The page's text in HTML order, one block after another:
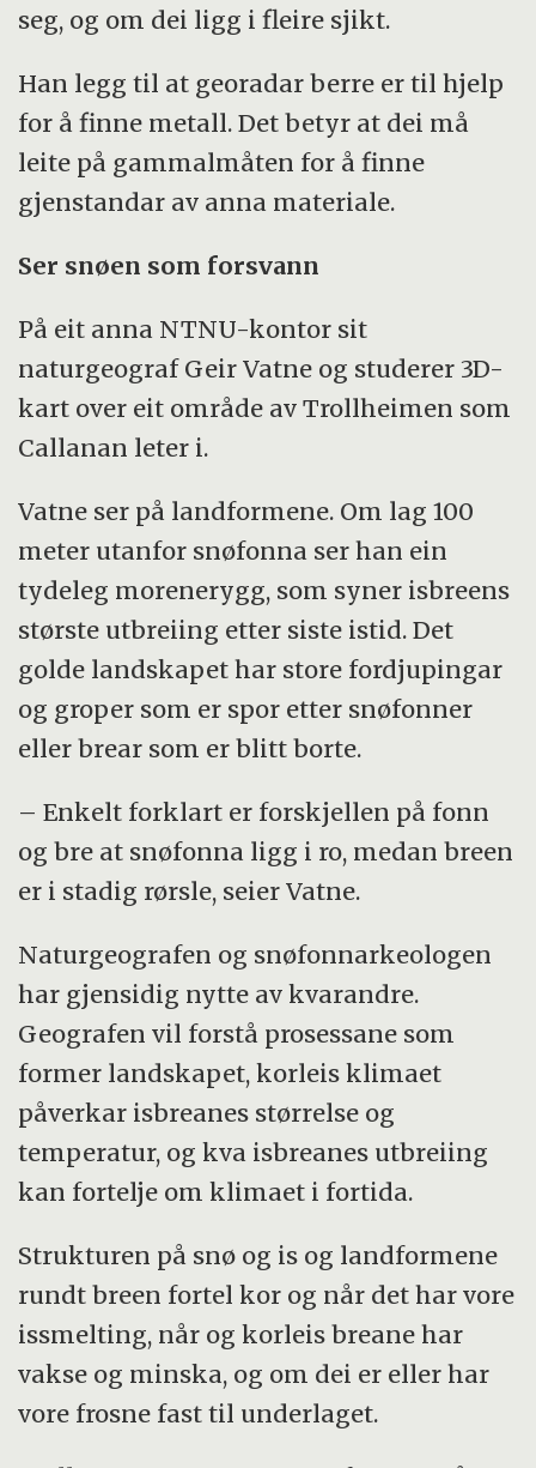
seg, og om dei ligg i fleire sjikt.
Han legg til at georadar berre er til hjelp
for å finne metall. Det betyr at dei må
leite på gammalmåten for å finne
gjenstandar av anna materiale.
Ser snøen som forsvann
På eit anna NTNU-kontor sit
naturgeograf Geir Vatne og studerer 3D-
kart over eit område av Trollheimen som
Callanan leter i.
Vatne ser på landformene. Om lag 100
meter utanfor snøfonna ser han ein
tydeleg morenerygg, som syner isbreens
største utbreiing etter siste istid. Det
golde landskapet har store fordjupingar
og groper som er spor etter snøfonner
eller brear som er blitt borte.
– Enkelt forklart er forskjellen på fonn
og bre at snøfonna ligg i ro, medan breen
er i stadig rørsle, seier Vatne.
Naturgeografen og snøfonnarkeologen
har gjensidig nytte av kvarandre.
Geografen vil forstå prosessane som
former landskapet, korleis klimaet
påverkar isbreanes størrelse og
temperatur, og kva isbreanes utbreiing
kan fortelje om klimaet i fortida.
Strukturen på snø og is og landformene
rundt breen fortel kor og når det har vore
issmelting, når og korleis breane har
vakse og minska, og om dei er eller har
vore frosne fast til underlaget.